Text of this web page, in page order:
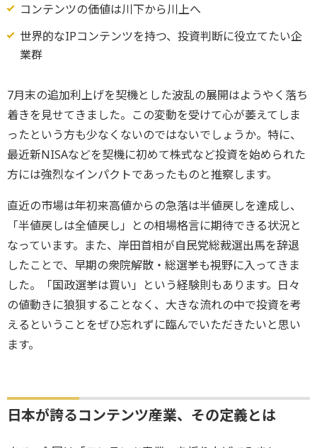
コンテンツの価値は川下から川上へ
世界的なIPコンテンツを持つ、投資判断に役立てたい企
業群
7月末の追加利上げを契機とした波乱の展開はようやく落ち
着きを見せてきました。この変動を受けて心が萎えてしま
ったという方も少なくないのではないでしょうか。特に、
最近新NISAなどを契機に初めて株式など投資を始められた
方には強烈なインパクトであったものと推察します。
直近の市場は年初来高値からの急落は半値戻しを達成し、
「半値戻しは全値戻し」との相場格言に期待できる状況と
なっています。また、岸田首相が自民党総裁選出馬を辞退
したことで、早期の衆院解散・総選挙も視野に入ってきま
した。「国政選挙は買い」という経験則もあります。日々
の値動きに狼狽することなく、大きな流れの中で投資を考
えるということをぜひ忘れずに臨んでいただきたいと思い
ます。
日本が誇るコンテンツ産業、その定義とは